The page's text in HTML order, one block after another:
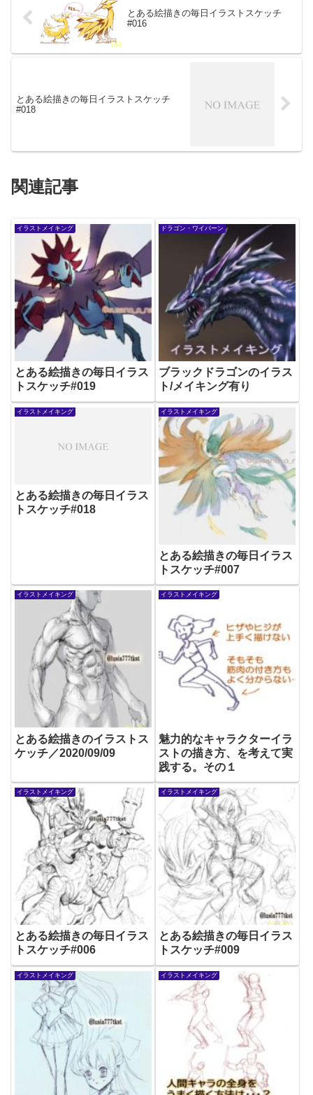
とある絵描きの毎日イラストスケッチ
#016
とある絵描きの毎日イラストスケッチ
#018
関連記事
イラストメイキング
とある絵描きの毎日イラス
トスケッチ#019
ドラゴン・ワイバーン
ブラックドラゴンのイラス
ト/メイキング有り
イラストメイキング
とある絵描きの毎日イラス
トスケッチ#018
イラストメイキング
とある絵描きの毎日イラス
トスケッチ#007
イラストメイキング
とある絵描きのイラストス
ケッチ／2020/09/09
イラストメイキング
魅力的なキャラクターイラ
ストの描き方、を考えて実
践する。その１
イラストメイキング
とある絵描きの毎日イラス
トスケッチ#006
イラストメイキング
とある絵描きの毎日イラス
トスケッチ#009
イラストメイキング イラストメイキング